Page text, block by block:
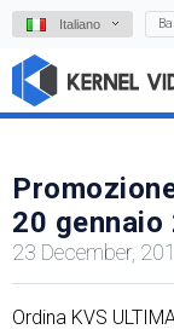
Italiano
20 gennaio
23 December,
Ordina KVS